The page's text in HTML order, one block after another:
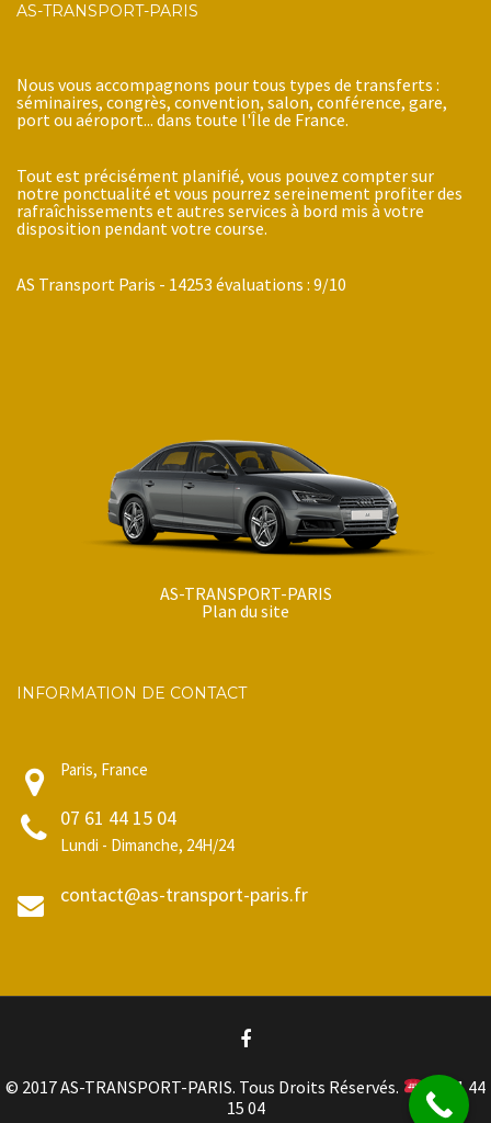
AS-TRANSPORT-PARIS
Nous vous accompagnons pour tous types de transferts :
séminaires, congrès, convention, salon, conférence, gare,
port ou aéroport... dans toute l'Île de France.
Tout est précisément planifié, vous pouvez compter sur
notre ponctualité et vous pourrez sereinement profiter des
rafraîchissements et autres services à bord mis à votre
disposition pendant votre course.
AS Transport Paris - 14253 évaluations : 9/10
AS-TRANSPORT-PARIS
Plan du site
INFORMATION DE CONTACT
Paris, France
07 61 44 15 04
Lundi - Dimanche, 24H/24
contact@as-transport-paris.fr
© 2017 AS-TRANSPORT-PARIS. Tous Droits Réservés.
07 61 44
15 04